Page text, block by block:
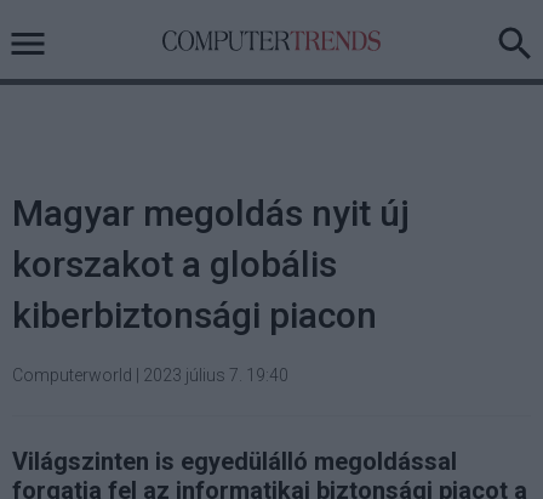
Magyar megoldás nyit új
korszakot a globális
kiberbiztonsági piacon
Computerworld 2023 július 7. 19:40
Világszinten is egyedülálló megoldással
forgatja fel az informatikai biztonsági piacot a